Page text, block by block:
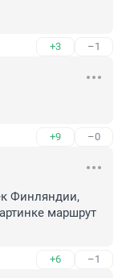
+3 –1
+9 –0
Финляндии,
маршрут
+6 –1